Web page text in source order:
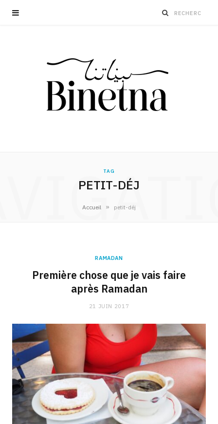
TAG
PETIT-DÉJ
Accueil » petit-déj
RAMADAN
Première chose que je vais faire
après Ramadan
21 JUIN 2017